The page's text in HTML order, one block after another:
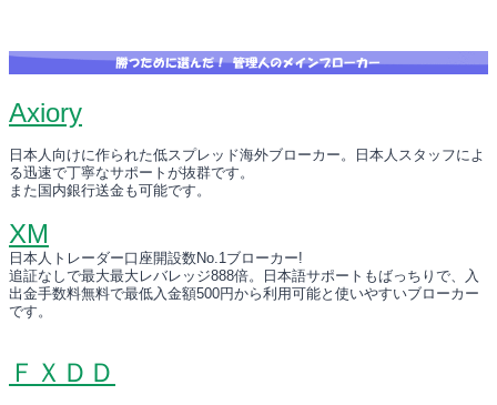
Axiory
日本人向けに作られた低スプレッド海外ブローカー。日本人スタッフによ
る迅速で丁寧なサポートが抜群です。
また国内銀行送金も可能です。
XM
日本人トレーダー口座開設数No.1ブローカー!
追証なしで最大最大レバレッジ888倍。日本語サポートもばっちりで、入
出金手数料無料で最低入金額500円から利用可能と使いやすいブローカー
です。
ＦＸＤＤ